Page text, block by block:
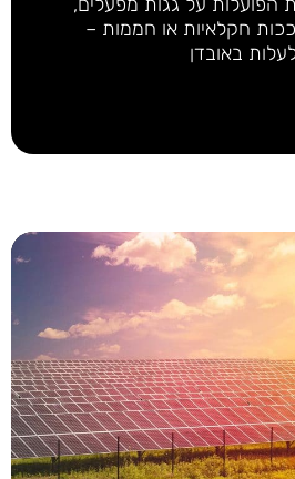
חקלאיות או חממות –
באובדן